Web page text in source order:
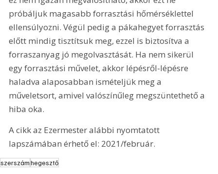
próbáljuk magasabb forrasztási hőmérséklettel
ellensúlyozni. Végül pedig a pákahegyet forrasztás
előtt mindig tisztítsuk meg, ezzel is biztosítva a
forraszanyag jó megolvasztását. Ha nem sikerül
egy forrasztási művelet, akkor lépésről-lépésre
haladva alaposabban ismételjük meg a
műveletsort, amivel valószínűleg megszüntethető a
hiba oka.
A cikk az Ezermester alábbi nyomtatott
lapszámában érhető el: 2021/február.
szerszámhegesztő